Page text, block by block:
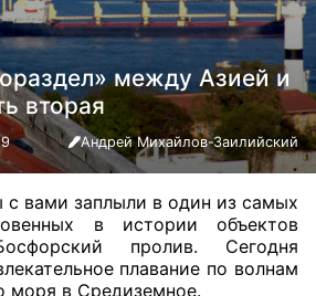
между Азией и
вторая
Андрей Михайлов-Заилийский
вами заплыли в один из самых
в истории объектов
пролив. Сегодня
плавание по волнам
моря в Средиземное.